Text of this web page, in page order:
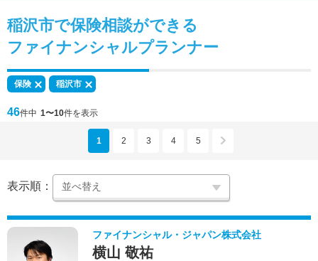
稲沢市で保険相談ができる
ファイナンシャルプランナー
保険 稲沢市
46件中 1〜10件を表示
1 2 3 4 5
表示順：
ファイナンシャル・ジャパン株式会社
横山 敬祐